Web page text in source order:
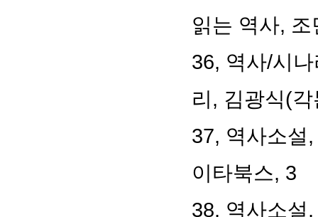
읽는 역사,
36, 역사/시
리, 김광식(
37, 역사소설
이타북스, 3
38, 역사소설